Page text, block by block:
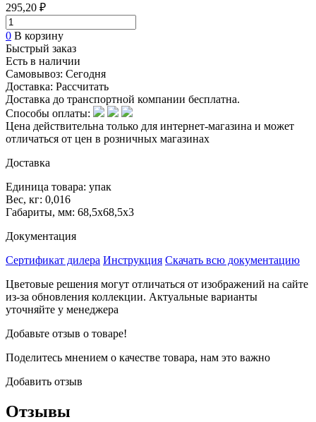
295,20 ₽
0 В корзину
Быстрый заказ
Есть в наличии
Самовывоз: Сегодня
Доставка: Рассчитать
Доставка до транспортной компании бесплатна.
Способы оплаты:
Цена действительна только для интернет-магазина и может
отличаться от цен в розничных магазинах
Доставка
Единица товара: упак
Вес, кг: 0,016
Габариты, мм: 68,5х68,5х3
Документация
Сертификат дилера Инструкция Скачать всю документацию
Цветовые решения могут отличаться от изображений на сайте
из-за обновления коллекции. Актуальные варианты
уточняйте у менеджера
Добавьте отзыв о товаре!
Поделитесь мнением о качестве товара, нам это важно
Добавить отзыв
Отзывы